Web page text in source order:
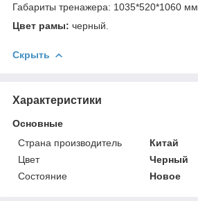
Габариты тренажера: 1035*520*1060 мм
Цвет рамы: черный.
Скрыть
Характеристики
Основные
Страна производитель
Китай
Цвет
Черный
Состояние
Новое